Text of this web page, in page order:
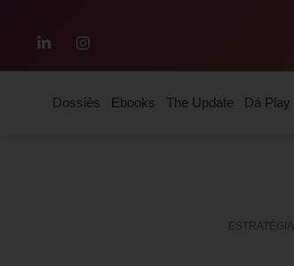
Dossiês Ebooks The Update Dá Play
ESTRATÉGIA